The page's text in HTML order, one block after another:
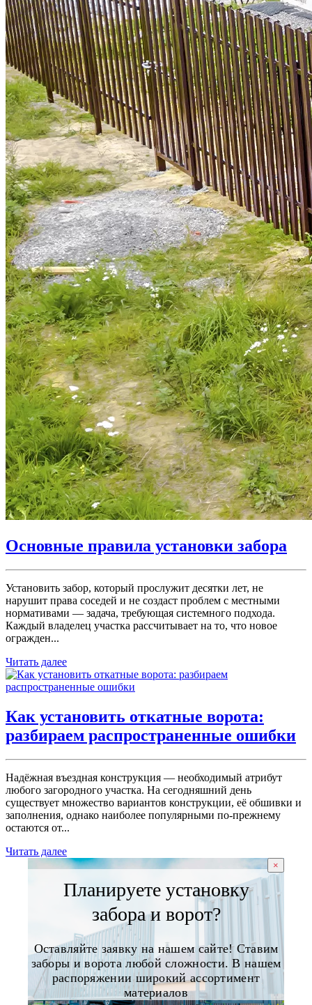
Основные правила установки забора
Установить забор, который прослужит десятки лет, не
нарушит права соседей и не создаст проблем с местными
нормативами — задача, требующая системного подхода.
Каждый владелец участка рассчитывает на то, что новое
огражден...
Читать далее
Как установить откатные ворота:
разбираем распространенные ошибки
Надёжная въездная конструкция — необходимый атрибут
любого загородного участка. На сегодняшний день
существует множество вариантов конструкции, её обшивки и
заполнения, однако наиболее популярными по-прежнему
остаются от...
Читать далее
×
Планируете установку
забора и ворот?
Оставляйте заявку на нашем сайте! Ставим
заборы и ворота любой сложности. В нашем
распоряжении широкий ассортимент
материалов